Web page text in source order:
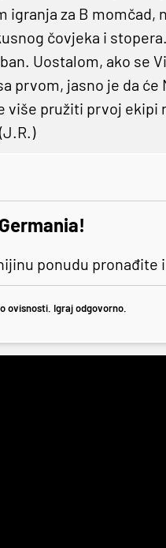
igranja za B
čovjeka i
Uostalom, ako se
prvom, jasno je da će
više pružiti prvoj ekipi
ponudu pronađite
ovisnosti. Igraj odgovorno.